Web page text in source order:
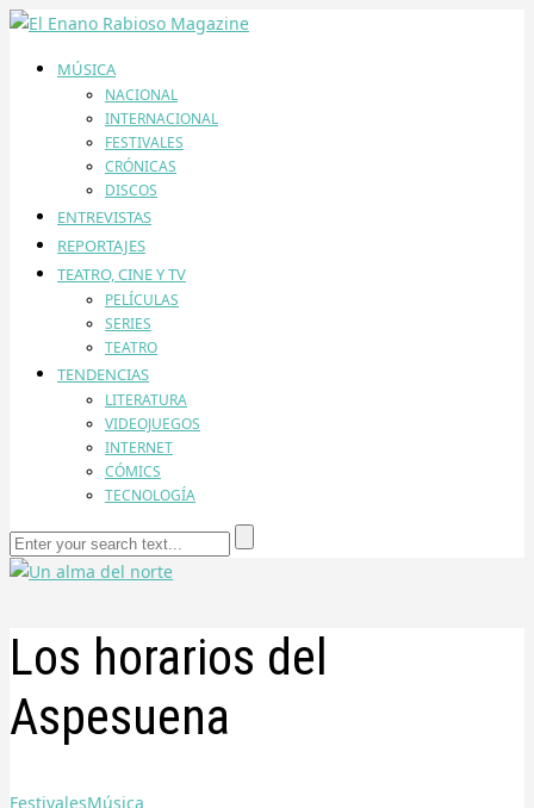
MÚSICA
NACIONAL
INTERNACIONAL
FESTIVALES
CRÓNICAS
DISCOS
ENTREVISTAS
REPORTAJES
TEATRO, CINE Y TV
PELÍCULAS
SERIES
TEATRO
TENDENCIAS
LITERATURA
VIDEOJUEGOS
INTERNET
CÓMICS
TECNOLOGÍA
Los horarios del
Aspesuena
FestivalesMúsica